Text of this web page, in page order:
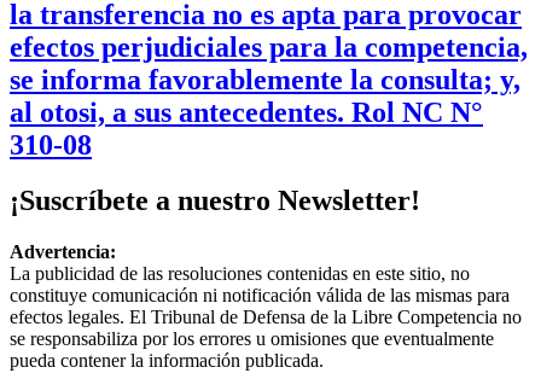
la transferencia no es apta para provocar
efectos perjudiciales para la competencia,
se informa favorablemente la consulta; y,
al otosi, a sus antecedentes. Rol NC N°
310-08
¡Suscríbete a nuestro Newsletter!
Advertencia:
La publicidad de las resoluciones contenidas en este sitio, no
constituye comunicación ni notificación válida de las mismas para
efectos legales. El Tribunal de Defensa de la Libre Competencia no
se responsabiliza por los errores u omisiones que eventualmente
pueda contener la información publicada.